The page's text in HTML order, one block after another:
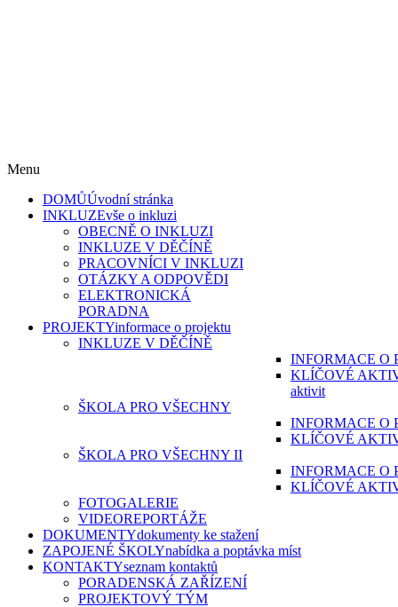
Menu
DOMŮÚvodní stránka
INKLUZEvše o inkluzi
OBECNĚ O INKLUZI
INKLUZE V DĚČÍNĚ
PRACOVNÍCI V INKLUZI
OTÁZKY A ODPOVĚDI
ELEKTRONICKÁ
PORADNA
PROJEKTYinformace o projektu
INKLUZE V DĚČÍNĚ
INFORMACE O
KLÍČOVÉ
aktivit
ŠKOLA PRO VŠECHNY
INFORMACE O
KLÍČOVÉ
ŠKOLA PRO VŠECHNY II
INFORMACE O
KLÍČOVÉ
FOTOGALERIE
VIDEOREPORTÁŽE
DOKUMENTYdokumenty ke stažení
ZAPOJENÉ ŠKOLYnabídka a poptávka míst
KONTAKTYseznam kontaktů
PORADENSKÁ ZAŘÍZENÍ
PROJEKTOVÝ TÝM